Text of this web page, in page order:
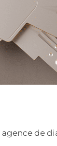
agence de